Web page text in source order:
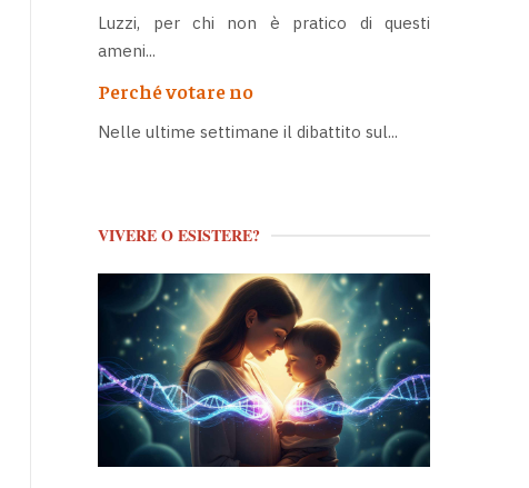
Luzzi, per chi non è pratico di questi
ameni...
Perché votare no
Nelle ultime settimane il dibattito sul...
VIVERE O ESISTERE?